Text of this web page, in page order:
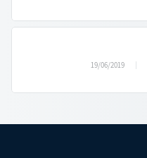
19/06/2019